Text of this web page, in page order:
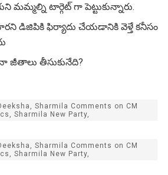
మమ్మల్ని టార్గెట్ గా పెట్టుకున్నారు.
డిజిపికి ఫిర్యాదు చేయడానికి వెళ్తే కనీసం
జీతాలు తీసుకునేది?
Sharmila Comments on CM
Sharmila New Party,
Sharmila Comments on CM
Sharmila New Party,